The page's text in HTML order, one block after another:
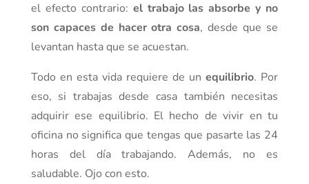
el efecto contrario: el trabajo las absorbe y no
son capaces de hacer otra cosa, desde que se
levantan hasta que se acuestan.
Todo en esta vida requiere de unequilibrio. Por
eso, si trabajas desde casa también necesitas
adquirir ese equilibrio. El hecho de vivir en tu
oficina no significa que tengas que pasarte las 24
horas del día trabajando. Además, no es
saludable. Ojo con esto.